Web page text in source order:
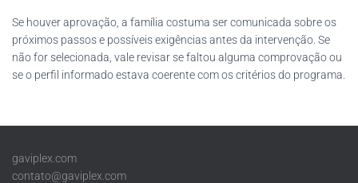
Se houver aprovação, a família costuma ser comunicada sobre os
próximos passos e possíveis exigências antes da intervenção. Se
não for selecionada, vale revisar se faltou alguma comprovação ou
se o perfil informado estava coerente com os critérios do programa.
gaviplex.com
contato@gaviplex.com